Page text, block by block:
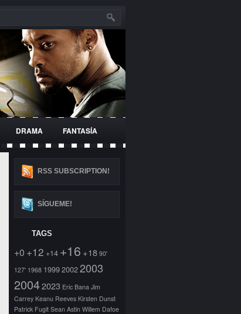
DRAMA FANTASÍA
RSS SUBSCRIPTION!
SÍGUEME!
TAGS
+0 +12 +14 +16 +18 90'
127' 1968 199920022003
20042023 Eric Bana Jim
Carrey Keanu Reeves Kirsten Dunst
Patrick Fugit Sean Astin Willem Dafoe